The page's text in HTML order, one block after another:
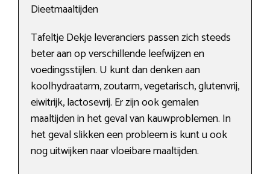
Dieetmaaltijden
Tafeltje Dekje leveranciers passen zich steeds
beter aan op verschillende leefwijzen en
voedingsstijlen. U kunt dan denken aan
koolhydraatarm, zoutarm, vegetarisch, glutenvrij,
eiwitrijk, lactosevrij. Er zijn ook gemalen
maaltijden in het geval van kauwproblemen. In
het geval slikken een probleem is kunt u ook
nog uitwijken naar vloeibare maaltijden.